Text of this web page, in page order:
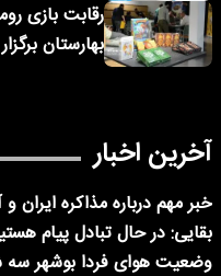
رقابت بازی
بهارستان
آخرین اخبار
خبر مهم درباره مذاکره ایران
بقایی: در حال تبادل پیام